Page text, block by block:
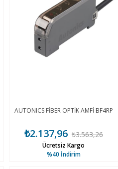
AUTONICS FİBER OPTİK AMFİ BF4RP
₺2.137,96 ₺3.563,26
%40 İndirim
Ücretsiz Kargo